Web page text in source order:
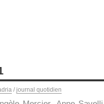
/ journal quotidien